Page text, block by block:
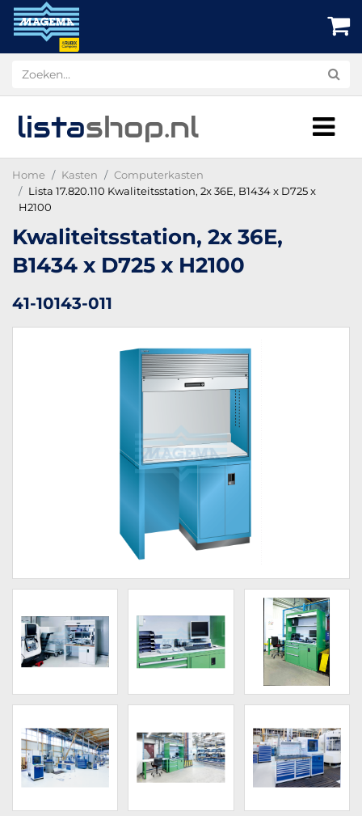
listashop.nl
Home Kasten
Computerkasten
Lista 17.820.110 Kwaliteitsstation, 2x 36E, B1434 x D725 x
H2100
Kwaliteitsstation, 2x 36E,
B1434 x D725 x H2100
41-10143-011